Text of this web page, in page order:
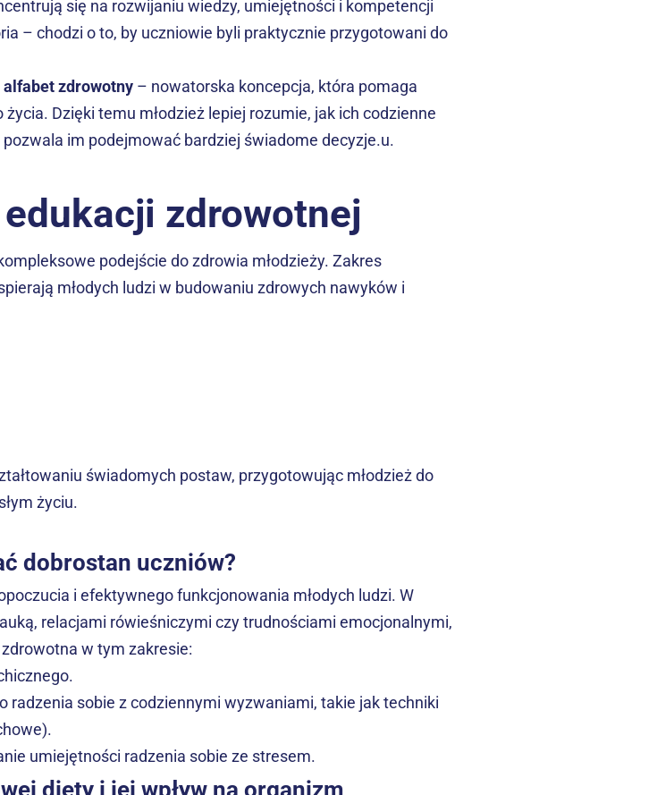
się na rozwijaniu wiedzy, umiejętności i kompetencji
– chodzi o to, by uczniowie byli praktycznie przygotowani do
alfabet zdrowotny – nowatorska koncepcja, która pomaga
Dzięki temu młodzież lepiej rozumie, jak ich codzienne
im podejmować bardziej świadome decyzje.u.
zdrowotnej
podejście do zdrowia młodzieży. Zakres
młodych ludzi w budowaniu zdrowych nawyków i
świadomych postaw, przygotowując młodzież do
życiu.
dobrostan uczniów?
i efektywnego funkcjonowania młodych ludzi. W
relacjami rówieśniczymi czy trudnościami emocjonalnymi,
w tym zakresie:
radzenia sobie z codziennymi wyzwaniami, takie jak techniki
umiejętności radzenia sobie ze stresem.